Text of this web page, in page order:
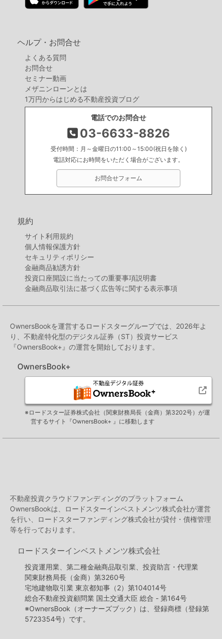
ヘルプ・お問合せ
よくある質問
お問合せ
セミナー動画
メザニンローンとは
1万円からはじめる不動産投資ブログ
電話でのお問合せ
03-6633-8826
受付時間：月～金曜日の11:00～15:00(祝日を除く)
電話対応にお時間をいただく場合がございます。
お問合せフォーム
規約
サイト利用規約
個人情報保護方針
セキュリティポリシー
金融商品勧誘方針
投資口座開設に当たっての重要事項説明書
金融商品取引法に基づく広告等に関する表示事項
OwnersBookを運営するロードスターグループでは、2026年よ
り、不動産特化型のデジタル証券（ST）投資サービス
『OwnersBook+』の運営を開始しております。
OwnersBook+
※ロードスター証券株式会社（関東財務局長（金商）第3202号）が運
営するサイト『OwnersBook+ 』に移動します
不動産投資クラウドファンディングのプラットフォーム
OwnersBookは、ロードスターインベストメンツ株式会社が運営
を行い、ロードスターファンディング株式会社が貸付・債権管理
等を行っております。
ロードスターインベストメンツ株式会社
投資運用業、第二種金融商品取引業、投資助言・代理業
関東財務局長（金商）第3260号
宅地建物取引業 東京都知事（2）第104014号
総合不動産投資顧問業 国土交通大臣 総合 - 第164号
※OwnersBook（オーナーズブック）は、登録商標（登録第
5723354号）です。